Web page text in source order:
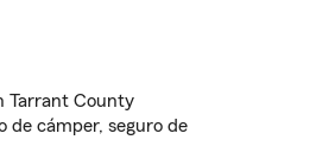
Tarrant County
de cámper, seguro de